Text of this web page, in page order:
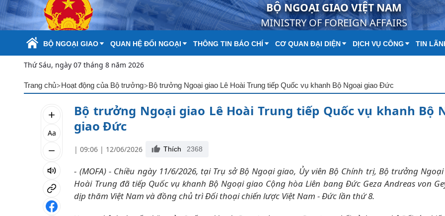
Skip to Main Content BỘ NGOẠI GIAO VIỆT NAM
MINISTRY OF FOREIGN AFFAIRS
BỘ NGOẠI GIAO QUAN HỆ ĐỐI NGOẠI THÔNG TIN BÁO CHÍ CƠ QUAN ĐẠI DIỆN DỊCH VỤ CÔNG TIN
Thứ Sáu, ngày 07 tháng 8 năm 2026
Trang chủ>Hoạt động của Bộ trưởng>Bộ trưởng Ngoại giao Lê Hoài Trung tiếp Quốc vụ khanh Bộ Ngoại giao Đức
Aa
Bộ trưởng Ngoại giao Lê Hoài Trung tiếp Quốc vụ khanh Bộ
giao Đức
| 09:06 | 12/06/2026 Thích 2368
- (MOFA) - Chiều ngày 11/6/2026, tại Trụ sở Bộ Ngoại giao, Ủy viên Bộ Chính trị, Bộ trưởng
Hoài Trung đã tiếp Quốc vụ khanh Bộ Ngoại giao Cộng hòa Liên bang Đức Geza Andreas von
dịp thăm Việt Nam và đồng chủ trì Đối thoại chiến lược Việt Nam - Đức lần thứ 8.